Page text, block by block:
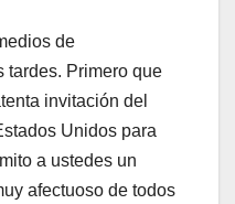
de
tardes. Primero que
invitación del
Unidos para
a ustedes un
afectuoso de todos